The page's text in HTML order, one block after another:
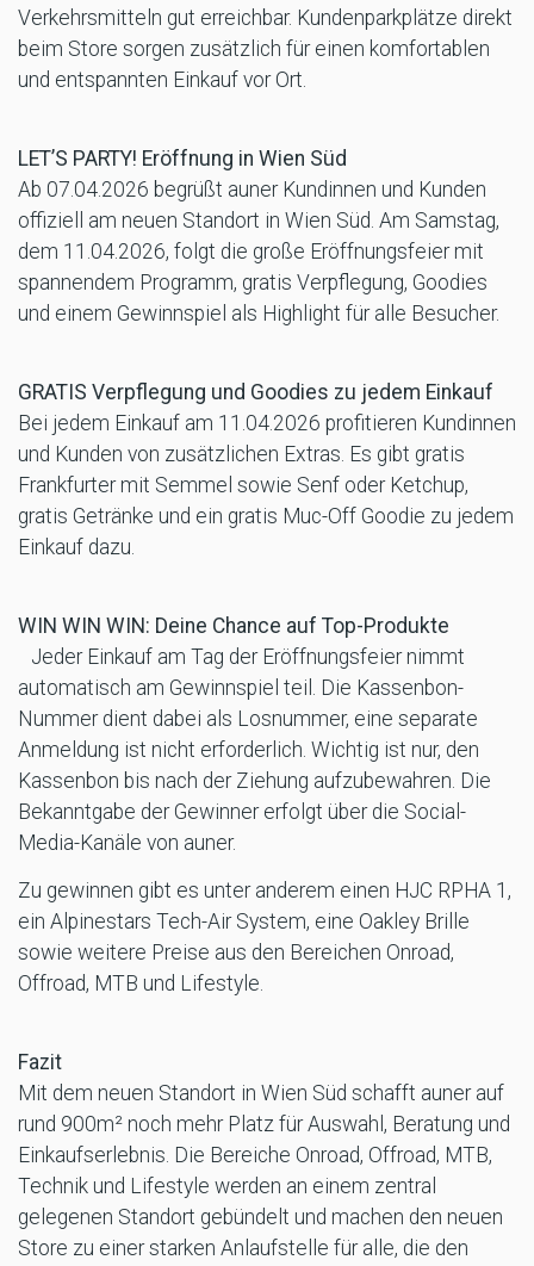
Verkehrsmitteln gut erreichbar. Kundenparkplätze direkt
beim Store sorgen zusätzlich für einen komfortablen
und entspannten Einkauf vor Ort.
LET’S PARTY! Eröffnung in Wien Süd
Ab 07.04.2026 begrüßt auner Kundinnen und Kunden
offiziell am neuen Standort in Wien Süd. Am Samstag,
dem 11.04.2026, folgt die große Eröffnungsfeier mit
spannendem Programm, gratis Verpflegung, Goodies
und einem Gewinnspiel als Highlight für alle Besucher.
GRATIS Verpflegung und Goodies zu jedem Einkauf
Bei jedem Einkauf am 11.04.2026 profitieren Kundinnen
und Kunden von zusätzlichen Extras. Es gibt gratis
Frankfurter mit Semmel sowie Senf oder Ketchup,
gratis Getränke und ein gratis Muc-Off Goodie zu jedem
Einkauf dazu.
WIN WIN WIN: Deine Chance auf Top-Produkte
Jeder Einkauf am Tag der Eröffnungsfeier nimmt
automatisch am Gewinnspiel teil. Die Kassenbon-
Nummer dient dabei als Losnummer, eine separate
Anmeldung ist nicht erforderlich. Wichtig ist nur, den
Kassenbon bis nach der Ziehung aufzubewahren. Die
Bekanntgabe der Gewinner erfolgt über die Social-
Media-Kanäle von auner.
Zu gewinnen gibt es unter anderem einen HJC RPHA 1,
ein Alpinestars Tech-Air System, eine Oakley Brille
sowie weitere Preise aus den Bereichen Onroad,
Offroad, MTB und Lifestyle.
Fazit
Mit dem neuen Standort in Wien Süd schafft auner auf
rund 900m² noch mehr Platz für Auswahl, Beratung und
Einkaufserlebnis. Die Bereiche Onroad, Offroad, MTB,
Technik und Lifestyle werden an einem zentral
gelegenen Standort gebündelt und machen den neuen
Store zu einer starken Anlaufstelle für alle, die den